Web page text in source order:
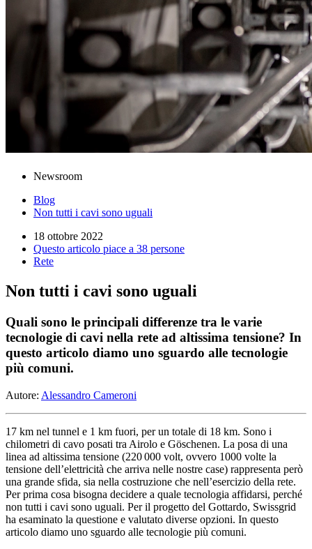
Newsroom
Blog
Non tutti i cavi sono uguali
18 ottobre 2022
Questo articolo piace a 38 persone
Rete
Non tutti i cavi sono uguali
Quali sono le principali differenze tra le varie
tecnologie di cavi nella rete ad altissima tensione? In
questo articolo diamo uno sguardo alle tecnologie
più comuni.
Autore: Alessandro Cameroni
17 km nel tunnel e 1 km fuori, per un totale di 18 km. Sono i
chilometri di cavo posati tra Airolo e Göschenen. La posa di una
linea ad altissima tensione (220 000 volt, ovvero 1000 volte la
tensione dell’elettricità che arriva nelle nostre case) rappresenta però
una grande sfida, sia nella costruzione che nell’esercizio della rete.
Per prima cosa bisogna decidere a quale tecnologia affidarsi, perché
non tutti i cavi sono uguali. Per il progetto del Gottardo, Swissgrid
ha esaminato la questione e valutato diverse opzioni. In questo
articolo diamo uno sguardo alle tecnologie più comuni.